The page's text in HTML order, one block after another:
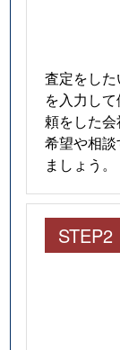
査定をし
を入力し
頼をした会
希望や相
ましょう。
STEP2